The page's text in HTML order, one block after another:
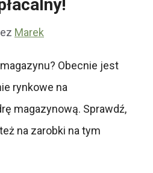
Marek
Obecnie jest
rynkowe na
magazynową. Sprawdź,
na zarobki na tym